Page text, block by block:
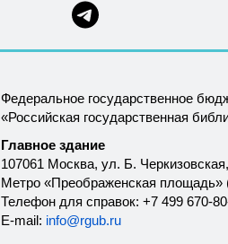
Федеральное государственное
«Российская государственная
Главное здание
107061 Москва, ул. Б.
Метро «Преображенская
Телефон для справок: +7 499 670-
E-mail: info@rgub.ru